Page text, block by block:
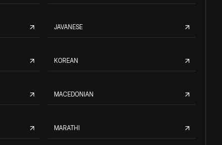
JAVANESE
KOREAN
MACEDONIAN
MARATHI